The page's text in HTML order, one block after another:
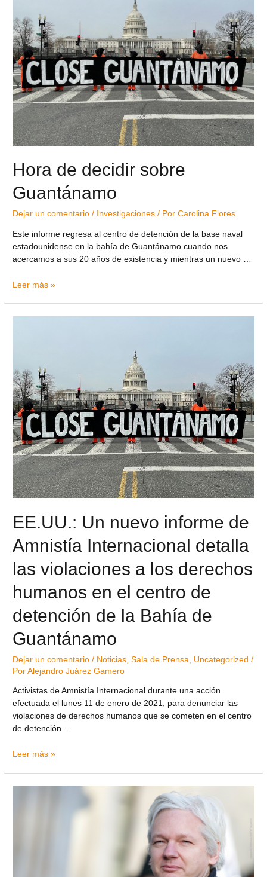
Hora de decidir sobre
Guantánamo
Dejar un comentario / Investigaciones / PorCarolina Flores
Este informe regresa al centro de detención de la base naval
estadounidense en la bahía de Guantánamo cuando nos
acercamos a sus 20 años de existencia y mientras un nuevo …
Leer más »
EE.UU.: Un nuevo informe de
Amnistía Internacional detalla
las violaciones a los derechos
humanos en el centro de
detención de la Bahía de
Guantánamo
Dejar un comentario / Noticias ,Sala de Prensa Uncategorized /
PorAlejandro Juárez Gamero
Activistas de Amnistía Internacional durante una acción
efectuada el lunes 11 de enero de 2021, para denunciar las
violaciones de derechos humanos que se cometen en el centro
de detención …
Leer más »